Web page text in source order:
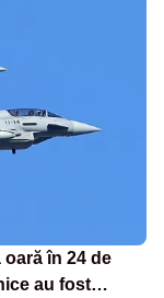
în 24 de
au fost